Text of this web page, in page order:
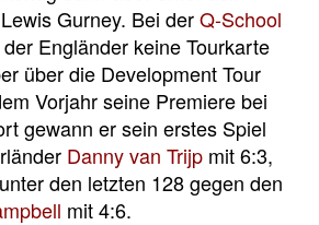
Gurney. Bei derQ-School
Engländer keine Tourkarte
über die Development Tour
Vorjahr seine Premiere bei
gewann er sein erstes Spiel
Danny van Trijp mit 6:3,
den letzten 128 gegen den
mit 4:6.